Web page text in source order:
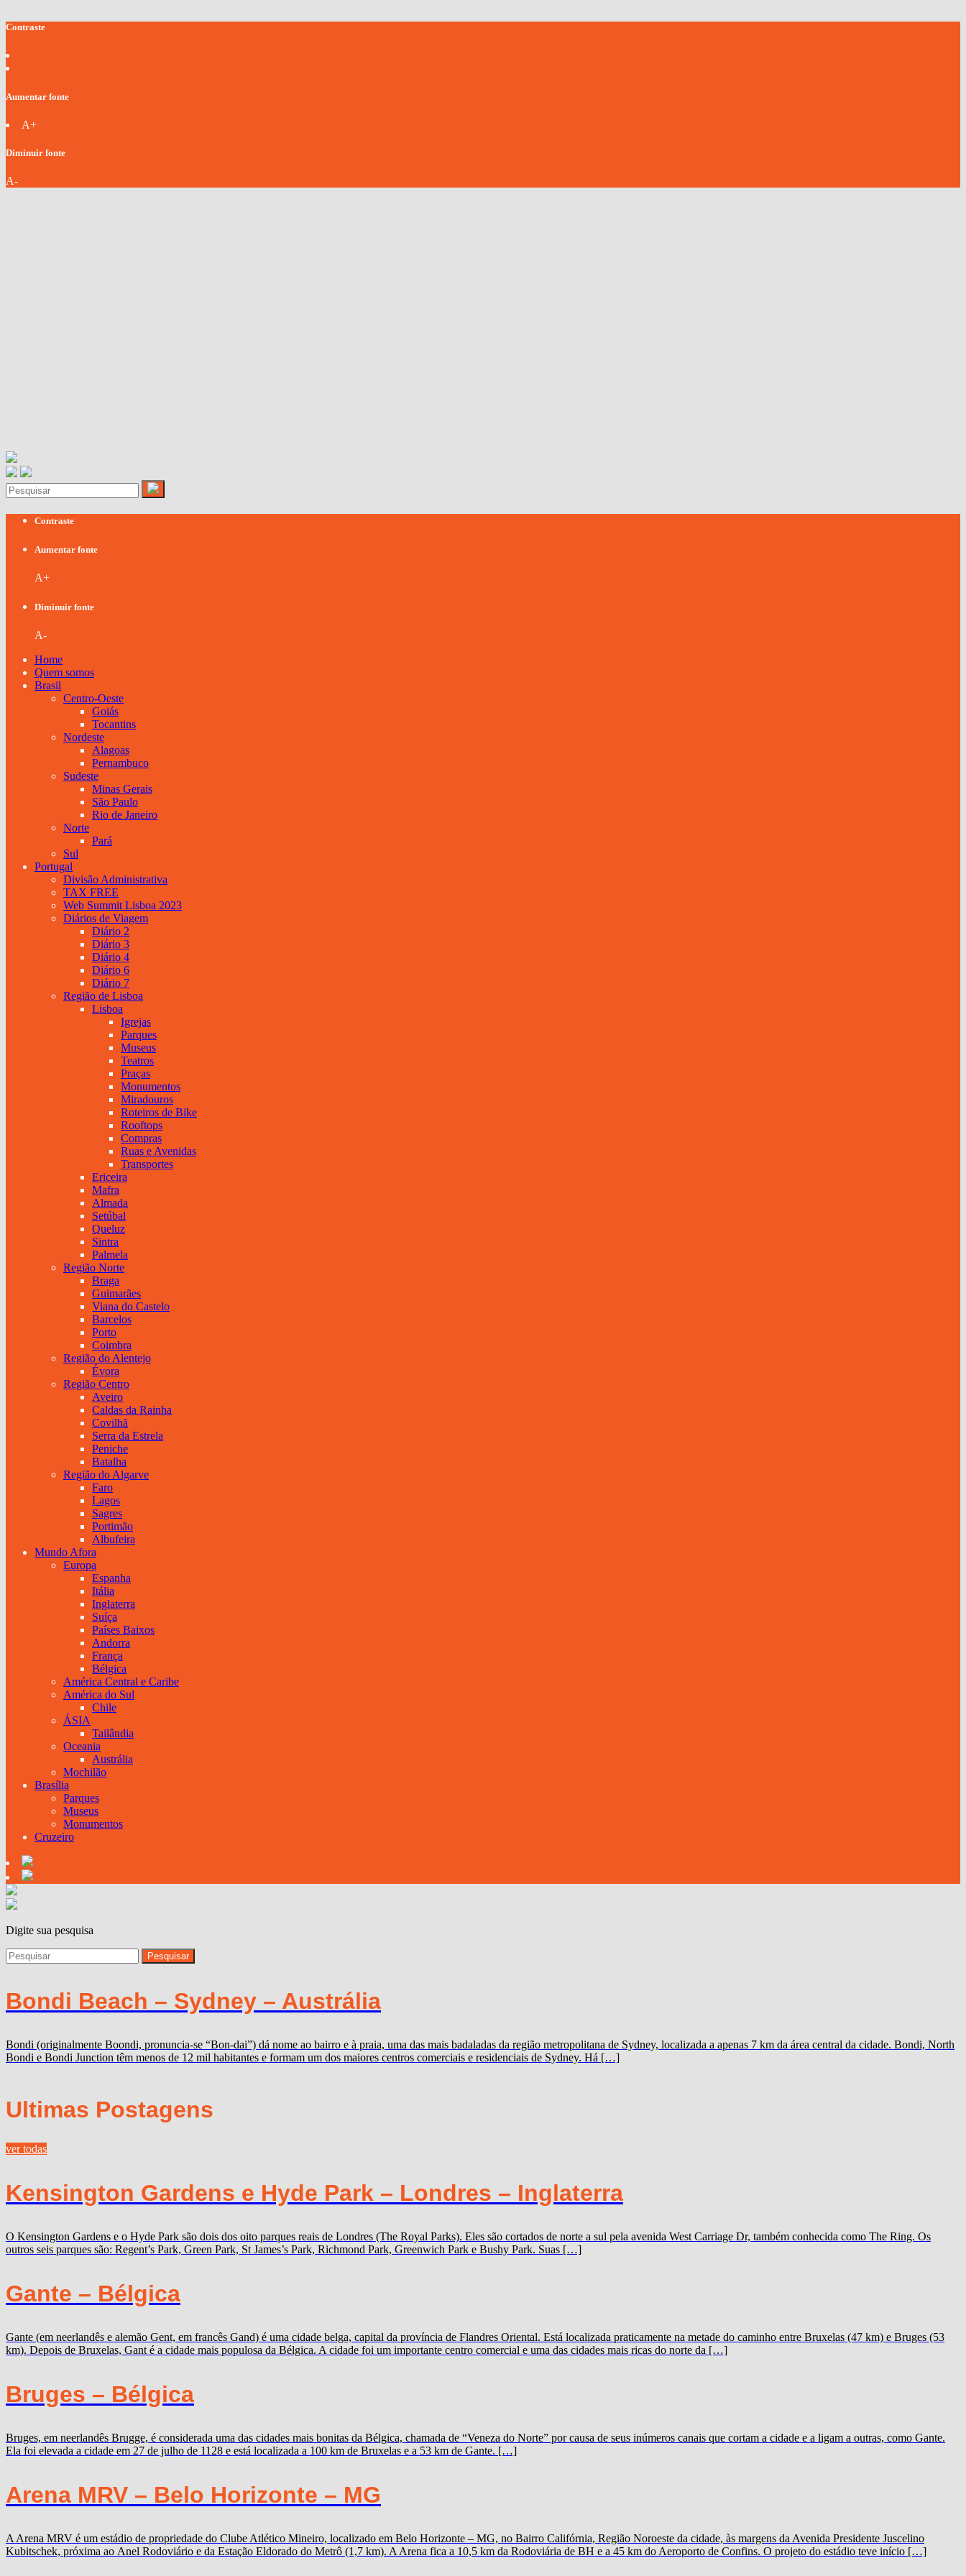
Contraste
Aumentar fonte
A+
Diminuir fonte
A-
Contraste
Aumentar fonte
A+
Diminuir fonte
A-
Home
Quem somos
Brasil
Centro-Oeste
Goiás
Tocantins
Nordeste
Alagoas
Pernambuco
Sudeste
Minas Gerais
São Paulo
Rio de Janeiro
Norte
Pará
Sul
Portugal
Divisão Administrativa
TAX FREE
Web Summit Lisboa 2023
Diários de Viagem
Diário 2
Diário 3
Diário 4
Diário 6
Diário 7
Região de Lisboa
Lisboa
Igrejas
Parques
Museus
Teatros
Praças
Monumentos
Miradouros
Roteiros de Bike
Rooftops
Compras
Ruas e Avenidas
Transportes
Ericeira
Mafra
Almada
Setúbal
Queluz
Sintra
Palmela
Região Norte
Braga
Guimarães
Viana do Castelo
Barcelos
Porto
Coimbra
Região do Alentejo
Évora
Região Centro
Aveiro
Caldas da Rainha
Covilhã
Serra da Estrela
Peniche
Batalha
Região do Algarve
Faro
Lagos
Sagres
Portimão
Albufeira
Mundo Afora
Europa
Espanha
Itália
Inglaterra
Suíça
Países Baixos
Andorra
França
Bélgica
América Central e Caribe
América do Sul
Chile
ÁSIA
Tailândia
Oceania
Austrália
Mochilão
Brasília
Parques
Museus
Monumentos
Cruzeiro
Digite sua pesquisa
Bondi Beach – Sydney – Austrália
Bondi (originalmente Boondi, pronuncia-se “Bon-dai”) dá nome ao bairro e à praia, uma das mais badaladas da região metropolitana de Sydney, localizada a apenas 7 km da área central da cidade. Bondi, North
Bondi e Bondi Junction têm menos de 12 mil habitantes e formam um dos maiores centros comerciais e residenciais de Sydney. Há […]
Ultimas Postagens
ver todas
Kensington Gardens e Hyde Park – Londres – Inglaterra
O Kensington Gardens e o Hyde Park são dois dos oito parques reais de Londres (The Royal Parks). Eles são cortados de norte a sul pela avenida West Carriage Dr, também conhecida como The Ring. Os
outros seis parques são: Regent’s Park, Green Park, St James’s Park, Richmond Park, Greenwich Park e Bushy Park. Suas […]
Gante – Bélgica
Gante (em neerlandês e alemão Gent, em francês Gand) é uma cidade belga, capital da província de Flandres Oriental. Está localizada praticamente na metade do caminho entre Bruxelas (47 km) e Bruges (53
km). Depois de Bruxelas, Gant é a cidade mais populosa da Bélgica. A cidade foi um importante centro comercial e uma das cidades mais ricas do norte da […]
Bruges – Bélgica
Bruges, em neerlandês Brugge, é considerada uma das cidades mais bonitas da Bélgica, chamada de “Veneza do Norte” por causa de seus inúmeros canais que cortam a cidade e a ligam a outras, como Gante.
Ela foi elevada a cidade em 27 de julho de 1128 e está localizada a 100 km de Bruxelas e a 53 km de Gante. […]
Arena MRV – Belo Horizonte – MG
A Arena MRV é um estádio de propriedade do Clube Atlético Mineiro, localizado em Belo Horizonte – MG, no Bairro Califórnia, Região Noroeste da cidade, às margens da Avenida Presidente Juscelino
Kubitschek, próxima ao Anel Rodoviário e da Estação Eldorado do Metrô (1,7 km). A Arena fica a 10,5 km da Rodoviária de BH e a 45 km do Aeroporto de Confins. O projeto do estádio teve início […]